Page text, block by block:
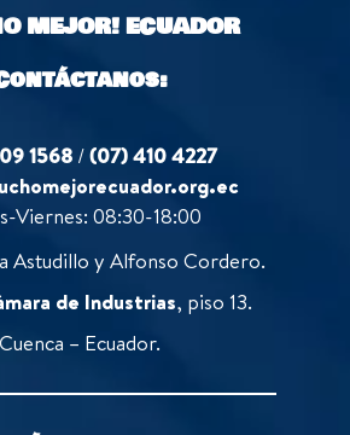
MEJOR!ECUADOR
1568 /(07) 410 4227
Viernes: 08:30-18:00
Astudillo y Alfonso Cordero.
de Industrias, piso 13.
Cuenca – Ecuador.